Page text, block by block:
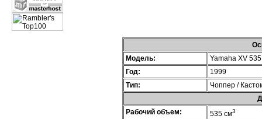
Модель:
Yamaha XV
Год:
1999
Тип:
Чоппер /
Рабочий объем:
535 см3